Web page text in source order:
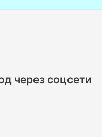
через соцсети